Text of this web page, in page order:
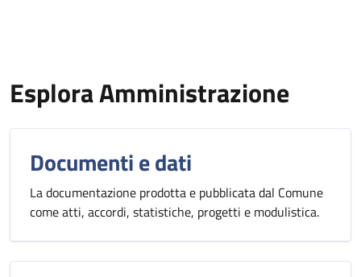
Esplora Amministrazione
Documenti e dati
La documentazione prodotta e pubblicata dal Comune
come atti, accordi, statistiche, progetti e modulistica.